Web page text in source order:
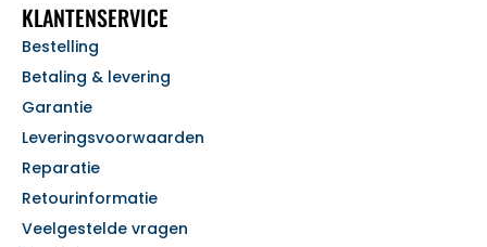
KLANTENSERVICE
Bestelling
Betaling & levering
Garantie
Leveringsvoorwaarden
Reparatie
Retourinformatie
Veelgestelde vragen